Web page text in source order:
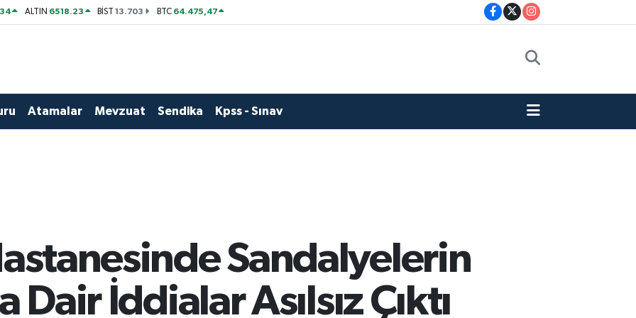
ALTIN 6518.23 BİST13.703 BTC 64.475,47
Atamalar Mevzuat Sendika Kpss - Sınav
Sandalyelerin
Dair İddialar Asılsız Çıktı